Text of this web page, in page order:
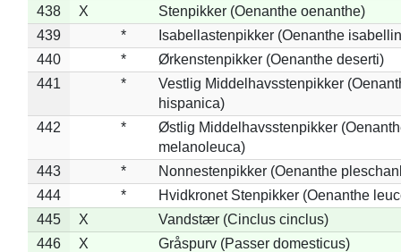
438
X
Stenpikker (Oenanthe oenanthe)
439
*
Isabellastenpikker (Oenanthe
440
*
Ørkenstenpikker (Oenanthe deserti)
441
*
Vestlig Middelhavsstenpikker
hispanica)
442
*
Østlig Middelhavsstenpikker
melanoleuca)
443
*
Nonnestenpikker (Oenanthe
444
*
Hvidkronet Stenpikker (Oenanthe
445
X
Vandstær (Cinclus cinclus)
446
X
Gråspurv (Passer domesticus)